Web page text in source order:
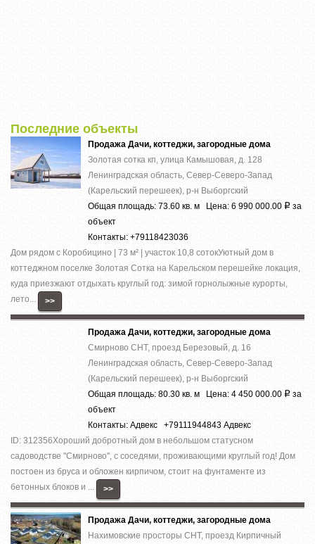
Последние объекты
Продажа Дачи, коттеджи, загородные дома
Золотая сотка кп, улица Камышовая, д. 128
Ленинградская область, Север-Северо-Запад
(Карельский перешеек), р-н Выборгский
Общая площадь: 73.60 кв. м Цена: 6 990 000.00 Р за
объект
Контакты: +79118423036
Дом рядом с Коробицино | 73 м² | участок 10,8 сотокУютный дом в
коттеджном поселке Золотая Сотка на Карельском перешейке локация,
куда приезжают отдыхать круглый год: зимой горнолыжные курорты,
лето...
>>
Продажа Дачи, коттеджи, загородные дома
Смирново СНТ, проезд Березовый, д. 16
Ленинградская область, Север-Северо-Запад
(Карельский перешеек), р-н Выборгский
Общая площадь: 80.30 кв. м Цена: 4 450 000.00 Р за
объект
Контакты: Адвекс +79111944843 Адвекс
ID: 312356Хороший добротный дом в небольшом статусном
садоводстве ''Смирново'', с соседями, проживающими круглый год! Дом
постоен из бруса и обложен кирпичом, стоит на фунтаменте из
бетонных блоков и ...
>>
Продажа Дачи, коттеджи, загородные дома
Нахимовские просторы СНТ, проезд Кирпичный